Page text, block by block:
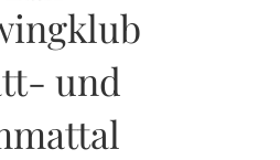
und